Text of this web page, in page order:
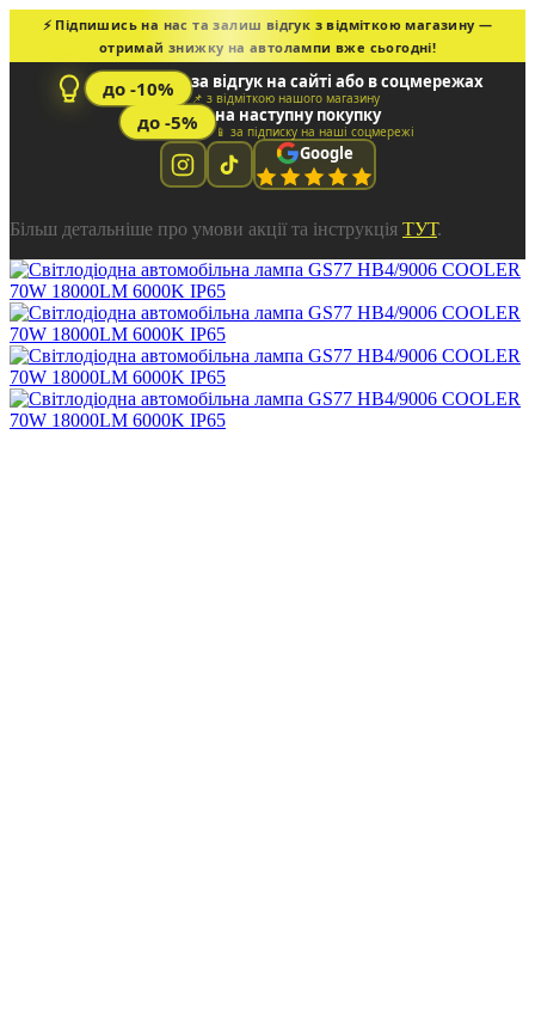
⚡ Підпишись на нас та залиш відгук з відміткою магазину —
отримай знижку на автолампи вже сьогодні!
до -10% за відгук на сайті або в соцмережах
📌 з відміткою нашого магазину
до -5% на наступну покупку
📱 за підписку на наші соцмережі
Google
Більш детальніше про умови акції та інструкція ТУТ.